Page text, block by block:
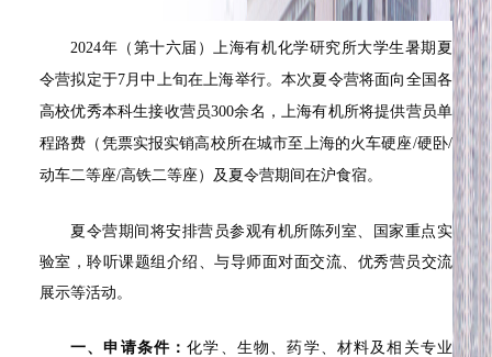
2024年（第十六届）上海有机化学研究所大学生暑期夏
令营拟定于7月中上旬在上海举行。本次夏令营将面向全国各
高校优秀本科生接收营员300余名，上海有机所将提供营员单
程路费（凭票实报实销高校所在城市至上海的火车硬座/硬卧/
动车二等座/高铁二等座）及夏令营期间在沪食宿。
夏令营期间将安排营员参观有机所陈列室、国家重点实
验室，聆听课题组介绍、与导师面对面交流、优秀营员交流
展示等活动。
一、申请条件：化学、生物、药学、材料及相关专业